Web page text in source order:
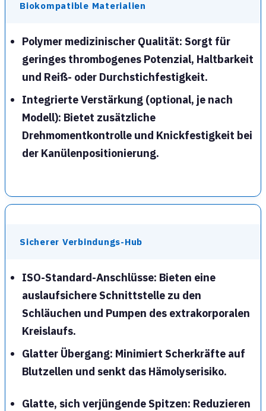
Biokompatible Materialien
Polymer medizinischer Qualität: Sorgt für
geringes thrombogenes Potenzial, Haltbarkeit
und Reiß- oder Durchstichfestigkeit.
Integrierte Verstärkung (optional, je nach
Modell): Bietet zusätzliche
Drehmomentkontrolle und Knickfestigkeit bei
der Kanülenpositionierung.
Sicherer Verbindungs-Hub
ISO-Standard-Anschlüsse: Bieten eine
auslaufsichere Schnittstelle zu den
Schläuchen und Pumpen des extrakorporalen
Kreislaufs.
Glatter Übergang: Minimiert Scherkräfte auf
Blutzellen und senkt das Hämolyserisiko.
Glatte, sich verjüngende Spitzen: Reduzieren